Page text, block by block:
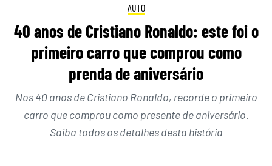
AUTO
40 anos de Cristiano Ronaldo: este foi o
primeiro carro que comprou como
prenda de aniversário
Nos 40 anos de Cristiano Ronaldo, recorde o primeiro
carro que comprou como presente de aniversário.
Saiba todos os detalhes desta história